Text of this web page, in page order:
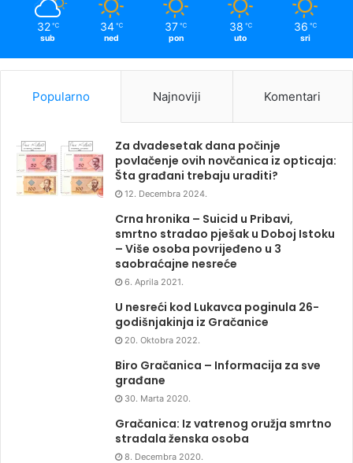
32 ℃
sub
34 ℃
ned
37 ℃
pon
38 ℃
uto
36 ℃
sri
Popularno Najnoviji Komentari
Za dvadesetak dana počinje
povlačenje ovih novčanica iz opticaja:
Šta građani trebaju uraditi?
12. Decembra 2024.
Crna hronika – Suicid u Pribavi,
smrtno stradao pješak u Doboj Istoku
– Više osoba povrijeđeno u 3
saobraćajne nesreće
6. Aprila 2021.
U nesreći kod Lukavca poginula 26-
godišnjakinja iz Gračanice
20. Oktobra 2022.
Biro Gračanica – Informacija za sve
građane
30. Marta 2020.
Gračanica: Iz vatrenog oružja smrtno
stradala ženska osoba
8. Decembra 2020.